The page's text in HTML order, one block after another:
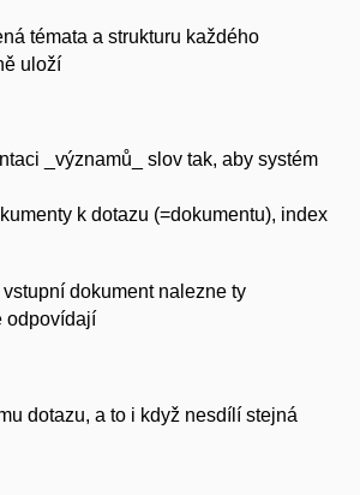
témata a strukturu každého
uloží
_významů_ slov tak, aby systém
k dotazu (=dokumentu), index
dokument nalezne ty
odpovídají
dotazu, a to i když nesdílí stejná